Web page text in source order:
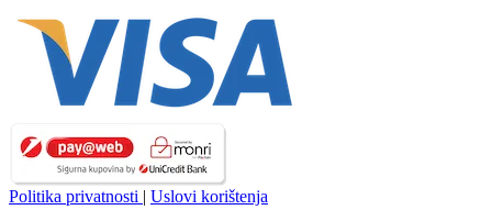
Politika privatnosti | Uslovi korištenja